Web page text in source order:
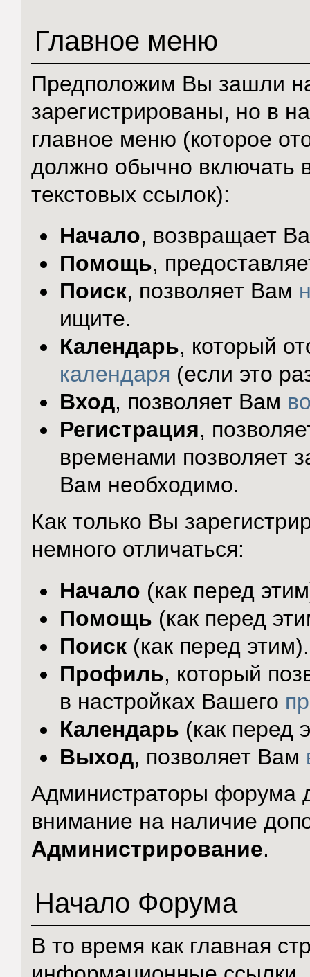
Главное меню
Предположим Вы зашли
зарегистрированы, но в
главное меню (которое
должно обычно включать
текстовых ссылок):
Начало, возвращает
Помощь,
Поиск, позволяет Вам
ищите.
Календарь, который
календаря (если это
Вход, позволяет Вам
Регистрация,
временами позволяет
Вам необходимо.
Как только Вы
немного отличаться:
Начало (как перед
Помощь (как перед
Поиск (как перед этим).
Профиль, который
в настройках Вашего
Календарь (как перед
Выход, позволяет Вам
Администраторы форума
внимание на наличие
Администрирование.
Начало Форума
В то время как главная